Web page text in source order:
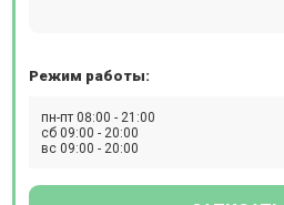
органических патологий. В
генетический паспорт. В клинике
Мужское здоровье. Акушеры,
эндокринологи центра
Режим работы:
пн-пт 08:00 - 21:00
сб 09:00 - 20:00
вс 09:00 - 20:00